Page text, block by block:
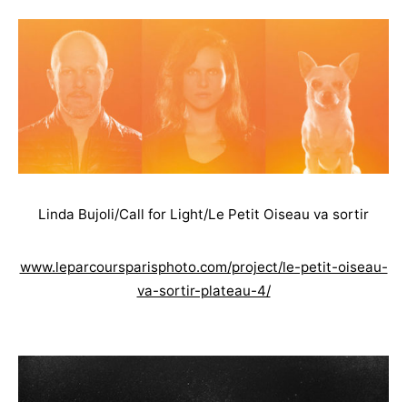
Linda Bujoli/Call for Light/Le Petit Oiseau va sortir
www.leparcoursparisphoto.com/project/le-petit-oiseau-
va-sortir-plateau-4/